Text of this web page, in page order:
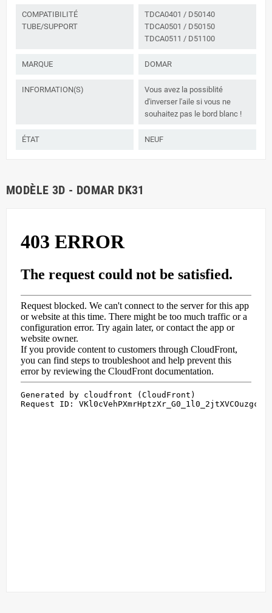
COMPATIBILITÉ
TUBE/SUPPORT
TDCA0401 / D50140
TDCA0501 / D50150
TDCA0511 / D51100
MARQUE DOMAR
INFORMATION(S)
Vous avez la possiblité
d'inverser l'aile si vous ne
souhaitez pas le bord blanc !
ÉTAT NEUF
MODÈLE 3D - DOMAR DK31